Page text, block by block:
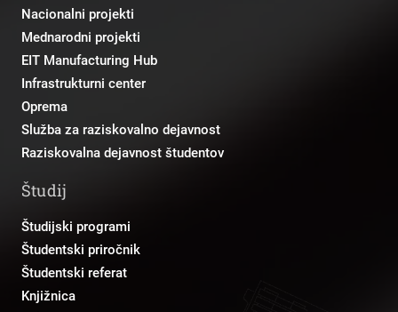
Nacionalni projekti
Mednarodni projekti
EIT Manufacturing Hub
Infrastrukturni center
Oprema
Služba za raziskovalno dejavnost
Raziskovalna dejavnost študentov
Študij
Študijski programi
Študentski priročnik
Študentski referat
Knjižnica